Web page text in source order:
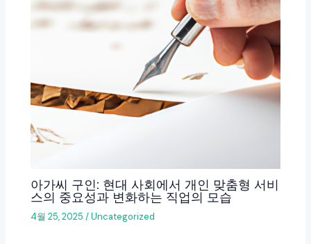
아가씨 구인: 현대 사회에서 개인 맞춤형 서비
스의 중요성과 변화하는 직업의 모습
4월 25, 2025/Uncategorized